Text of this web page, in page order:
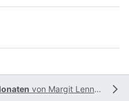
von Margit Lenniger